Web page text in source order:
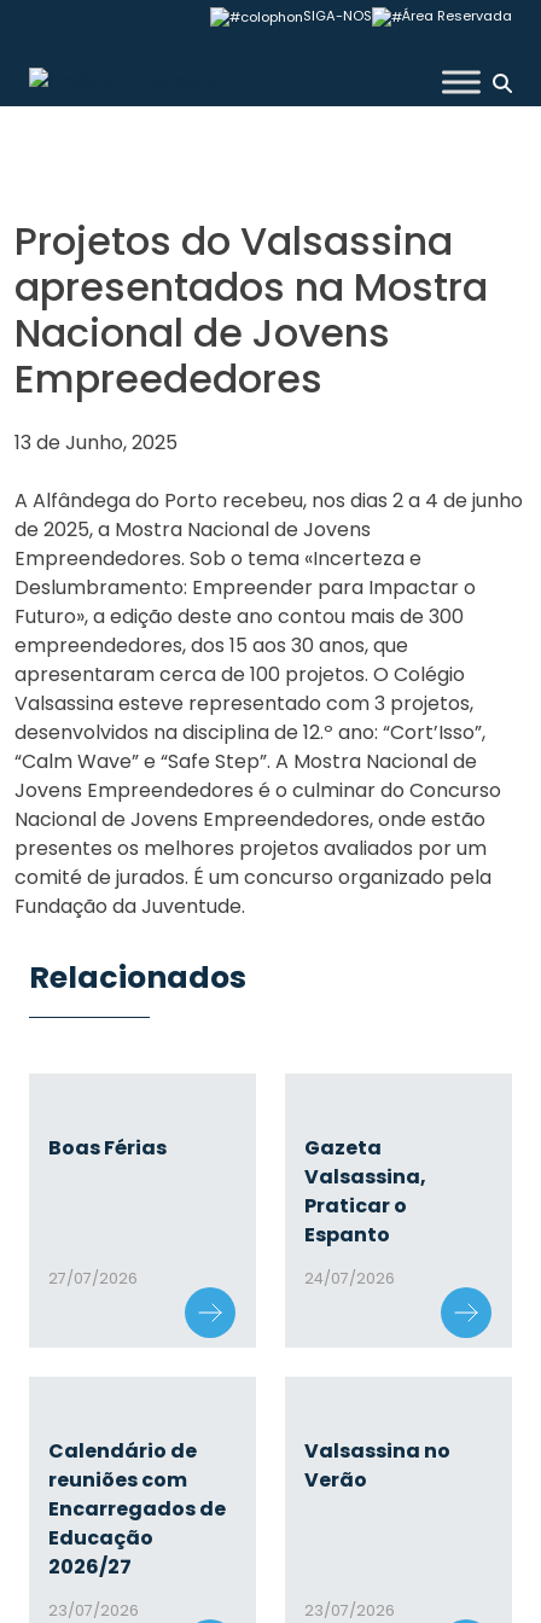
content
SIGA-NOS Área Reservada
Colégio Valsassina
Projetos do Valsassina
apresentados na Mostra
Nacional de Jovens
Empreededores
13 de Junho, 2025
A Alfândega do Porto recebeu, nos dias 2 a 4 de junho
de 2025, a Mostra Nacional de Jovens
Empreendedores. Sob o tema «Incerteza e
Deslumbramento: Empreender para Impactar o
Futuro», a edição deste ano contou mais de 300
empreendedores, dos 15 aos 30 anos, que
apresentaram cerca de 100 projetos. O Colégio
Valsassina esteve representado com 3 projetos,
desenvolvidos na disciplina de 12.º ano: “Cort’Isso”,
“Calm Wave” e “Safe Step”. A Mostra Nacional de
Jovens Empreendedores é o culminar do Concurso
Nacional de Jovens Empreendedores, onde estão
presentes os melhores projetos avaliados por um
comité de jurados. É um concurso organizado pela
Fundação da Juventude.
Relacionados
Boas Férias
27/07/2026
Gazeta
Valsassina,
Praticar o
Espanto
24/07/2026
Calendário de
reuniões com
Encarregados de
Educação
2026/27
23/07/2026
Valsassina no
Verão
23/07/2026